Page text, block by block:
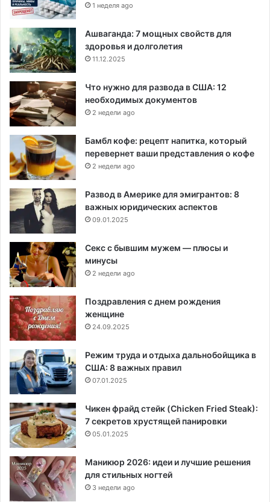
1 неделя ago
Ашваганда: 7 мощных свойств для
здоровья и долголетия
11.12.2025
Что нужно для развода в США: 12
необходимых документов
2 недели ago
Бамбл кофе: рецепт напитка, который
перевернет ваши представления о кофе
2 недели ago
Развод в Америке для эмигрантов: 8
важных юридических аспектов
09.01.2025
Секс с бывшим мужем — плюсы и
минусы
2 недели ago
Поздравления с днем рождения
женщине
24.09.2025
Режим труда и отдыха дальнобойщика в
США: 8 важных правил
07.01.2025
Чикен фрайд стейк (Chicken Fried Steak):
7 секретов хрустящей панировки
05.01.2025
Маникюр 2026: идеи и лучшие решения
для стильных ногтей
3 недели ago